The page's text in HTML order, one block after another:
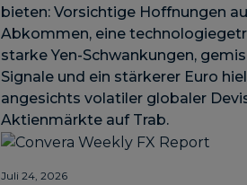
bieten: Vorsichtige Hoffnungen
Abkommen, eine
starke Yen-Schwankungen,
Signale und ein stärkerer Euro
angesichts volatiler globaler
Aktienmärkte auf Trab.
Juli 24, 2026